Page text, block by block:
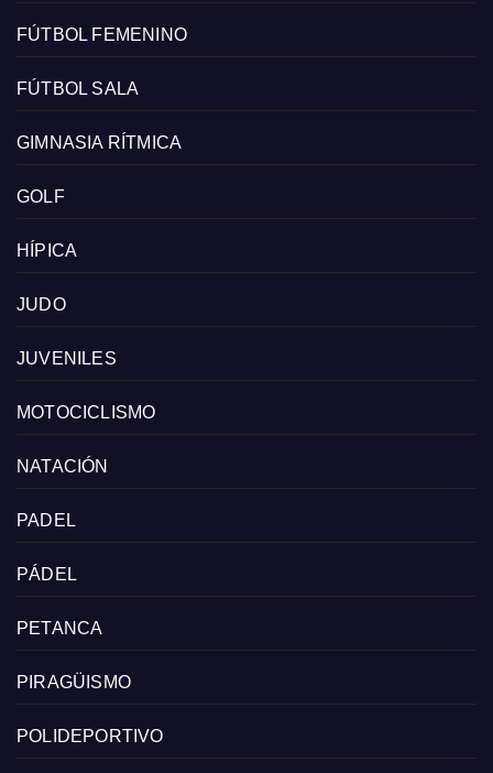
FÚTBOL FEMENINO
FÚTBOL SALA
GIMNASIA RÍTMICA
GOLF
HÍPICA
JUDO
JUVENILES
MOTOCICLISMO
NATACIÓN
PADEL
PÁDEL
PETANCA
PIRAGÜISMO
POLIDEPORTIVO